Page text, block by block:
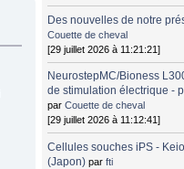
Des nouvelles de notre
Couette de cheval
[29 juillet 2026 à 11:21:21]
NeurostepMC/Bioness
de stimulation électrique -
parCouette de cheval
[29 juillet 2026 à 11:12:41]
Cellules souches iPS -
(Japon) parfti